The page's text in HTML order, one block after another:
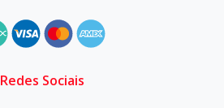
Redes Sociais